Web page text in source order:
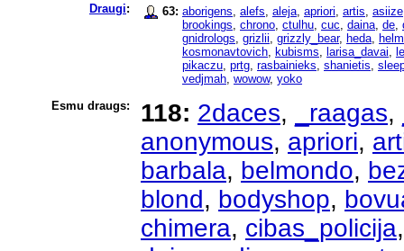
Draugi: 63: aborigens alefs aleja apriori artis asiize
brookings chrono ctulhu cuc daina de
gnidrologs grizlii grizzly_bear, heda
kosmonavtovich
kubisms larisa_davai
pikaczu prtg rasbainieks shanietis
vedjmah wowow, yoko
Esmu draugs:
118: 2daces, _raagas,
anonymous, apriori,
barbala, belmondo,
blond, bodyshop,
chimera, cibas_policija